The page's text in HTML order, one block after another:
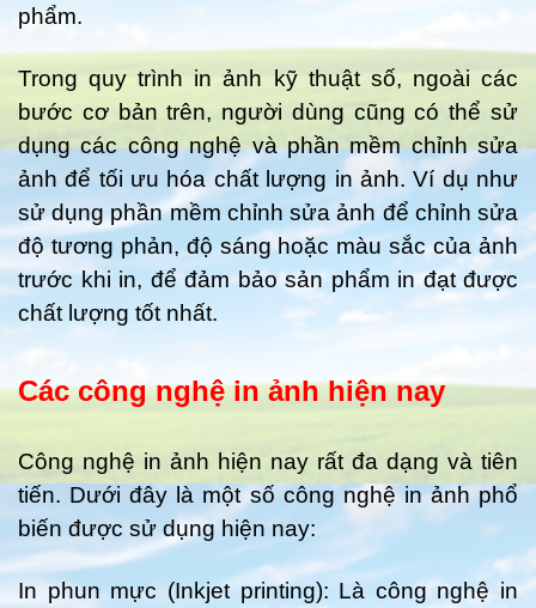
phẩm.
Trong quy trình in ảnh kỹ thuật số, ngoài các
bước cơ bản trên, người dùng cũng có thể sử
dụng các công nghệ và phần mềm chỉnh sửa
ảnh để tối ưu hóa chất lượng in ảnh. Ví dụ như
sử dụng phần mềm chỉnh sửa ảnh để chỉnh sửa
độ tương phản, độ sáng hoặc màu sắc của ảnh
trước khi in, để đảm bảo sản phẩm in đạt được
chất lượng tốt nhất.
Các công nghệ in ảnh hiện nay
Công nghệ in ảnh hiện nay rất đa dạng và tiên
tiến. Dưới đây là một số công nghệ in ảnh phổ
biến được sử dụng hiện nay:
In phun mực (Inkjet printing): Là công nghệ in